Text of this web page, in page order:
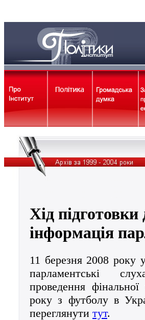
Хід
інформація
11 березня 2008 року
парламентські
проведення
року з футболу в
переглянути тут.